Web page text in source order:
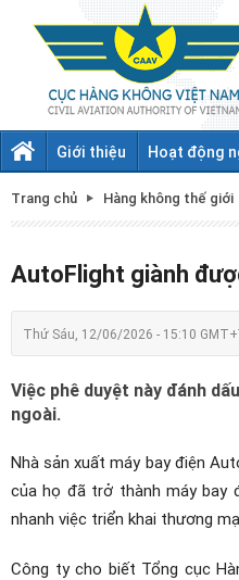
Giới thiệu Hoạt động
Trang chủ Hàng không thế giới
AutoFlight giành
Thứ Sáu, 12/06/2026 - 15:10
Việc phê duyệt này đánh
ngoài.
Nhà sản xuất máy bay điện
của họ đã trở thành máy bay
nhanh việc triển khai thương
Công ty cho biết Tổng cục